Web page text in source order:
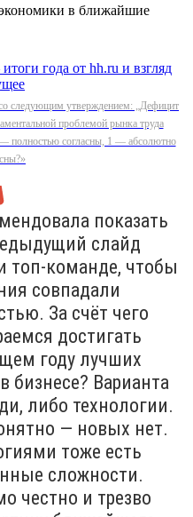
в ближайшие
следующим утверждением: „Дефицит
проблемой рынка труда
полностью согласны, 1 — абсолютно
показать
слайд
топ-команде, чтобы
совпадали
За счёт чего
достигать
году лучших
бизнесе? Варианта
либо технологии.
— новых нет.
тоже есть
сложности.
честно и трезво